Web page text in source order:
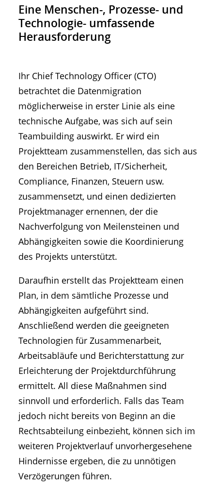
Eine Menschen-, Prozesse- und
Technologie- umfassende
Herausforderung
Ihr Chief Technology Officer (CTO)
betrachtet die Datenmigration
möglicherweise in erster Linie als eine
technische Aufgabe, was sich auf sein
Teambuilding auswirkt. Er wird ein
Projektteam zusammenstellen, das sich aus
den Bereichen Betrieb, IT/Sicherheit,
Compliance, Finanzen, Steuern usw.
zusammensetzt, und einen dedizierten
Projektmanager ernennen, der die
Nachverfolgung von Meilensteinen und
Abhängigkeiten sowie die Koordinierung
des Projekts unterstützt.
Daraufhin erstellt das Projektteam einen
Plan, in dem sämtliche Prozesse und
Abhängigkeiten aufgeführt sind.
Anschließend werden die geeigneten
Technologien für Zusammenarbeit,
Arbeitsabläufe und Berichterstattung zur
Erleichterung der Projektdurchführung
ermittelt. All diese Maßnahmen sind
sinnvoll und erforderlich. Falls das Team
jedoch nicht bereits von Beginn an die
Rechtsabteilung einbezieht, können sich im
weiteren Projektverlauf unvorhergesehene
Hindernisse ergeben, die zu unnötigen
Verzögerungen führen.